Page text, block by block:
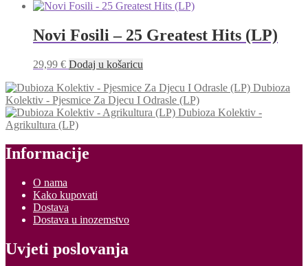
Novi Fosili – 25 Greatest Hits (LP)
29,99 € Dodaj u košaricu
Dubioza
Kolektiv - Pjesmice Za Djecu I Odrasle (LP)
Dubioza Kolektiv -
Agrikultura (LP)
Informacije
O nama
Kako kupovati
Dostava
Dostava u inozemstvo
Uvjeti poslovanja